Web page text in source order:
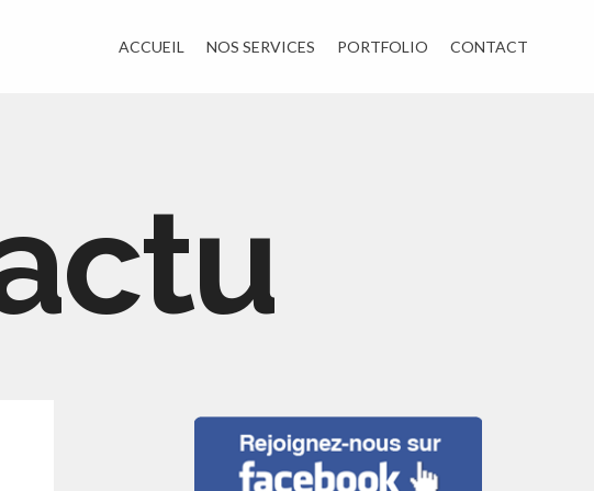
ACCUEIL NOS SERVICES PORTFOLIO CONTACT